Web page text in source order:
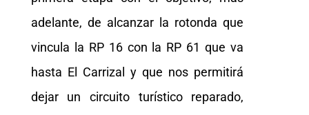
adelante, de alcanzar la rotonda que
vincula la RP 16 con la RP 61 que va
hasta El Carrizal y que nos permitirá
dejar un circuito turístico reparado,